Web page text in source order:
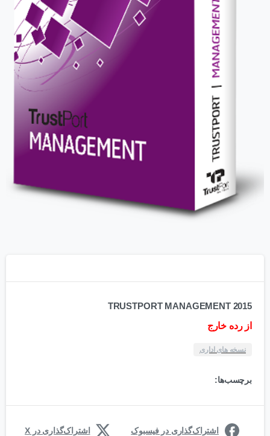
TRUSTPORT MANAGEMENT 2015
از رده خارج
نسخه های اداری
برچسب‌ها:
اشتراک‌گذاری در فیسبوک اشتراک‌گذاری در X